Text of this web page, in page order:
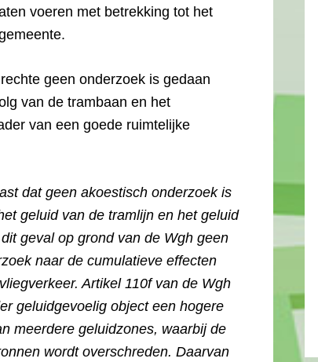
voeren met betrekking tot het
geen onderzoek is gedaan
van de trambaan en het
van een goede ruimtelijke
dat geen akoestisch onderzoek is
geluid van de tramlijn en het geluid
geval op grond van de Wgh geen
naar de cumulatieve effecten
Artikel 110f van de Wgh
geluidgevoelig object een hogere
meerdere geluidzones, waarbij de
wordt overschreden. Daarvan